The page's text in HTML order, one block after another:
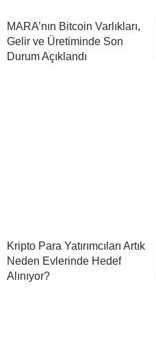
MARA’nın Bitcoin Varlıkları,
Gelir ve Üretiminde Son
Durum Açıklandı
Kripto Para Yatırımcıları Artık
Neden Evlerinde Hedef
Alınıyor?